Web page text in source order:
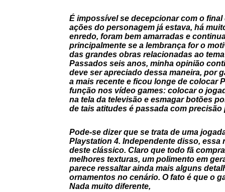
É impossível se decepcionar com o
ações do personagem já estava, há
enredo, foram bem amarradas e
principalmente se a lembrança for o
das grandes obras relacionadas ao
Passados seis anos, minha opinião
deve ser apreciado dessa maneira, por
a mais recente e ficou longe de colocar
função nos vídeo games: colocar o
na tela da televisão e esmagar botões
de tais atitudes é passada com
Pode-se dizer que se trata de uma
Playstation 4. Independente disso, essa
deste clássico. Claro que todo fã
melhores texturas, um polimento em
parece ressaltar ainda mais alguns
ornamentos no cenário. O fato é que o
Nada muito diferente,